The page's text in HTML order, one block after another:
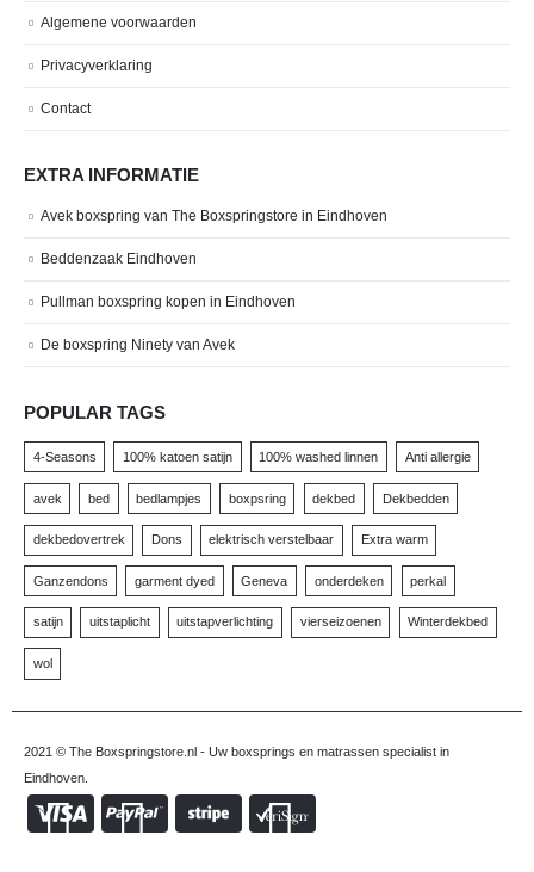
Algemene voorwaarden
Privacyverklaring
Contact
EXTRA INFORMATIE
Avek boxspring van The Boxspringstore in Eindhoven
Beddenzaak Eindhoven
Pullman boxspring kopen in Eindhoven
De boxspring Ninety van Avek
POPULAR TAGS
4-Seasons 100% katoen satijn 100% washed linnen Anti allergie
avek bed bedlampjes boxpsring dekbed Dekbedden
dekbedovertrek Dons elektrisch verstelbaar Extra warm
Ganzendons garment dyed Geneva onderdeken perkal
satijn uitstaplicht uitstapverlichting vierseizoenen Winterdekbed
wol
2021 © The Boxspringstore.nl - Uw boxsprings en matrassen specialist in
Eindhoven.